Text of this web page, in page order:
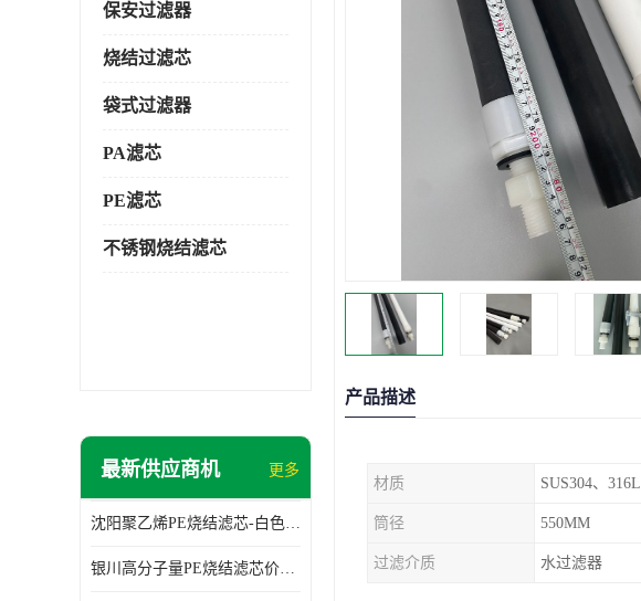
保安过滤器
烧结过滤芯
袋式过滤器
PA滤芯
PE滤芯
不锈钢烧结滤芯
最新供应商机 更多
沈阳聚乙烯PE烧结滤芯-白色PE滤芯-使用寿命长
银川高分子量PE烧结滤芯价格-过滤器PE滤芯-高流通能力
产品描述
材质 SUS304、316L
筒径 550MM
过滤介质 水过滤器